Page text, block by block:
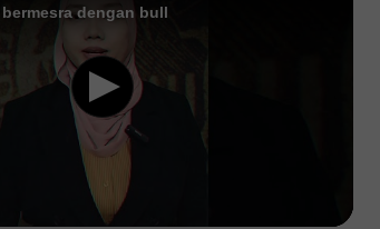
bermesra dengan bull